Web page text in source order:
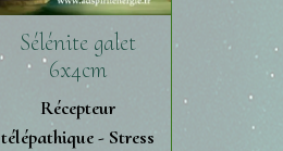
Sélénite galet
6x4cm
Récepteur
télépathique - Stress